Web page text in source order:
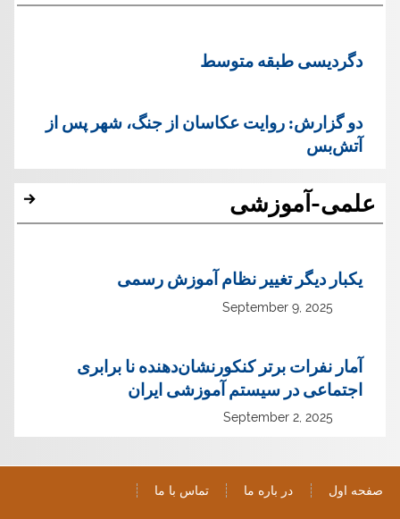
دگردیسی طبقه متوسط
دو گزارش: روایت عکاسان از جنگ، شهر پس از
آتش‌بس
علمی-آموزشی
یک‏بار دیگر تغییر نظام آموزش رسمی
September 9, 2025
آمار نفرات برتر کنکورنشان‌دهنده نا برابری
اجتماعی در سیستم آموزشی ایران
September 2, 2025
صفحه اول در باره ما تماس با ما